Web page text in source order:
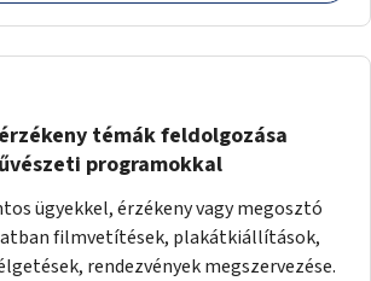
témák feldolgozása
programokkal
ügyekkel, érzékeny vagy megosztó
filmvetítések, plakátkiállítások,
rendezvények megszervezése.